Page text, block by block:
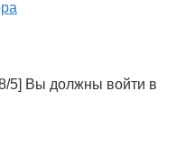
5] Вы должны войти в